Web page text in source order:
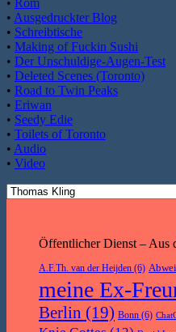
• Rom
• Ausgedruckter Blog
• Schreibtische
• Making of Fuckin Sushi
• Der Unschuldige-Augen-Test
• Deleted Scenes (Toronto)
• Road to Twin Peaks
• Eriwan
• Seedy Edie
• Toilets of Toronto
• Audio
• Video
Öffentlicher Dienst – Aus
A.F.Th. van der Heijden (6)
meine Ex-
Berlin (19) Bonn (6)